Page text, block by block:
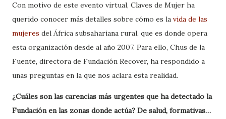
Con motivo de este evento virtual, Claves de Mujer ha
querido conocer más detalles sobre cómo es la vida de las
mujeres del África subsahariana rural, que es donde opera
esta organización desde al año 2007. Para ello, Chus de la
Fuente, directora de Fundación Recover, ha respondido a
unas preguntas en la que nos aclara esta realidad.
¿Cuáles son las carencias más urgentes que ha detectado la
Fundación en las zonas donde actúa? De salud, formativas…